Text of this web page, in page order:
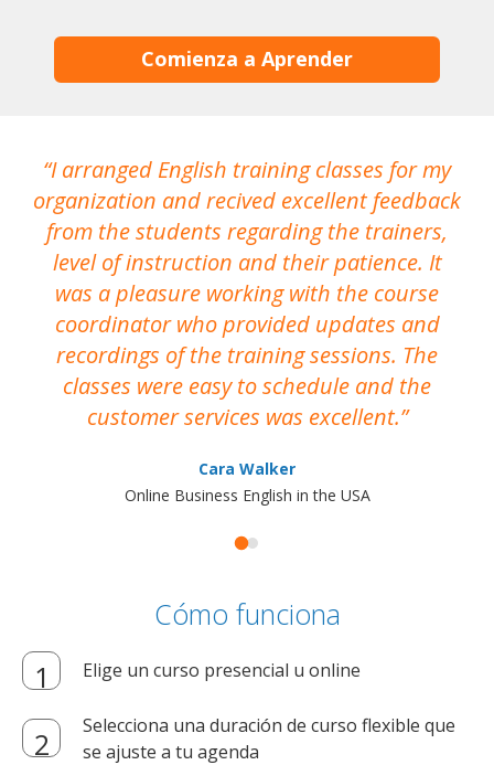
Comienza a Aprender
I arranged English training classes for my
organization and recived excellent feedback
from the students regarding the trainers,
level of instruction and their patience. It
was a pleasure working with the course
coordinator who provided updates and
recordings of the training sessions. The
classes were easy to schedule and the
customer services was excellent.
Cara Walker
Online Business English in the USA
Cómo funciona
Elige un curso presencial u online
Selecciona una duración de curso flexible que
se ajuste a tu agenda